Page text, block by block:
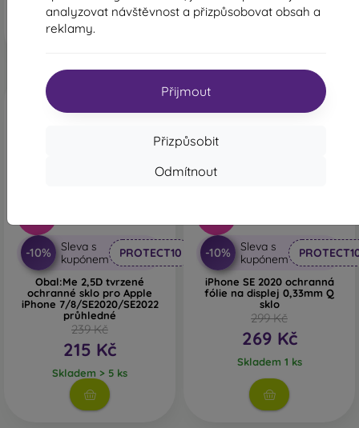
analyzovat návštěvnost a přizpůsobovat obsah a
reklamy.
Přijmout
Přizpůsobit
Odmítnout
Skladem 1 ks
-10%
Sleva s
kupónem
PROTECT10
Obal:Me 2,5D tvrzené
ochranné sklo pro Apple
iPhone 7/8/SE2020/SE2022
průhledné
239 Kč
215 Kč
Skladem > 5 ks
-10%
Sleva s
kupónem
iPhone SE 2020 ochranná
fólie na displej 0,33mm Q
sklo
299 Kč
269 Kč
Skladem 1 ks